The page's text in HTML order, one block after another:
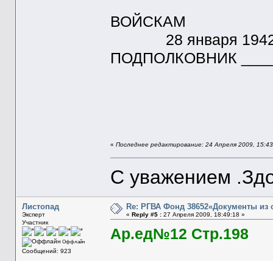
ВОЙСКАМ
28
ПОДПОЛКОВНИК
« Последнее редактирование: 24 Апреля 2009,
С уважением
Листопад
Эксперт
Участник
Оффлайн
Сообщений: 923
Re: РГВА Фонд 38652«Документы из
« Reply #5 : 27 Апреля 2009, 18:49:18 »
Ар.ед№12 Стр.198